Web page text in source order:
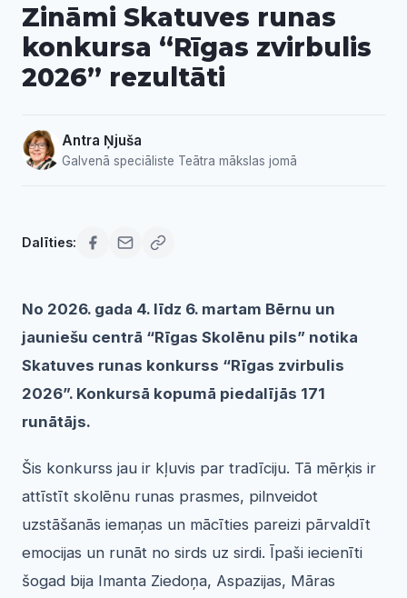
Zināmi Skatuves runas
konkursa “Rīgas zvirbulis
2026” rezultāti
Antra Ņjuša
Galvenā speciāliste Teātra mākslas jomā
Dalīties:
No 2026. gada 4. līdz 6. martam Bērnu un
jauniešu centrā “Rīgas Skolēnu pils” notika
Skatuves runas konkurss “Rīgas zvirbulis
2026”. Konkursā kopumā piedalījās 171
runātājs.
Šis konkurss jau ir kļuvis par tradīciju. Tā mērķis ir
attīstīt skolēnu runas prasmes, pilnveidot
uzstāšanās iemaņas un mācīties pareizi pārvaldīt
emocijas un runāt no sirds uz sirdi. Īpaši iecienīti
šogad bija Imanta Ziedoņa, Aspazijas, Māras